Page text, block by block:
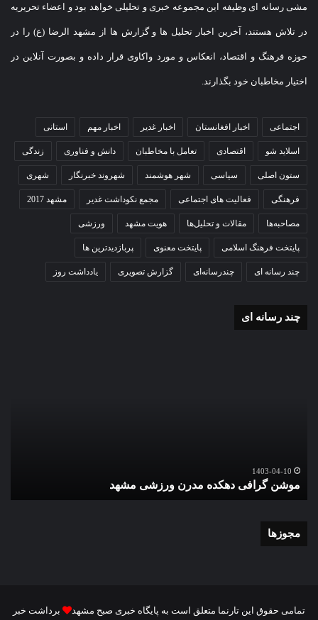
مشی رسانه ای وظیفه این مجموعه خبری و تحلیلی خواهد بود و اعضاء تحریریه
در تلاش هستند، آخرین اخبار تحلیل ها و گزارش ها از مشهد الرضا (ع) را در
حوزه فرهنگ و اقتصاد، انعکاس و مورد واکاوی قرار داده و بصورت آنلاین در
اختیار مخاطبان خود بگذارند.
اجتماعی اخبار افغانستان اخبار غدیر اخبار مهم استانی
اسلاید شو اقتصادی تعامل با مخاطبان دانش و فناوری زندگی
ستون اصلی سیاسی شهر هوشمند شهروند خبرنگار شهری
فرهنگی فعالیت های اجتماعی مجمع نکوداشت غدیر مشهد 2017
مصاحبه‌ها مقالات و تحلیل‌ها هویت مشهد ورزشی
پایتخت فرهنگ اسلامی پایتخت معنوی پربازدیدترین ها
چند رسانه ای چندرسانه‌ای گزارش تصویری یادداشت روز
چند رسانه ای
1403-04-10
موشن گرافی دهکده مدرن ورزشی مشهد
مجوزها
تمامی حقوق این تارنما متعلق است به پایگاه خبری صبح مشهد برداشت خبر